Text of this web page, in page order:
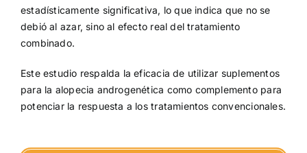
estadísticamente significativa, lo que indica que no se
debió al azar, sino al efecto real del tratamiento
combinado.
Este estudio respalda la eficacia de utilizar suplementos
para la alopecia androgenética como complemento para
potenciar la respuesta a los tratamientos convencionales.